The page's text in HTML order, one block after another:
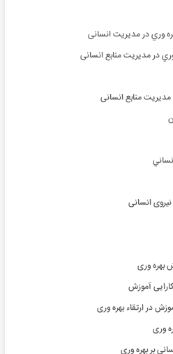
وري در مدیریت انسانی
در مدیریت منابع انسانی
مدیریت منابع انسانی
انسانی
بهره وری
آموزش
در ارتقاء بهره وری
وری
بر بهره وری